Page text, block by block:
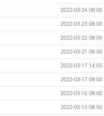
2022-03-24 08:00
2022-03-23 08:00
2022-03-22 08:00
2022-03-21 08:00
2022-03-17 14:05
2022-03-17 08:00
2022-03-16 08:00
2022-03-15 08:00